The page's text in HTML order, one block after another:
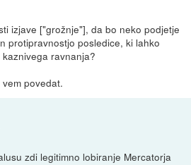
izjave ["grožnje"], da bo neko podjetje
protipravnostjo posledice, ki lahko
ravnanja?
povedat.
zdi legitimno lobiranje Mercatorja